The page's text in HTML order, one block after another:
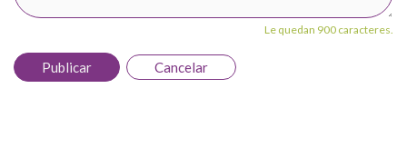
Le quedan 900 caracteres.
Publicar Cancelar